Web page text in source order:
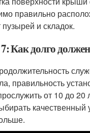
правильно
пузырей и складок.
Как долго
правильность
от 10 до 20
качественный